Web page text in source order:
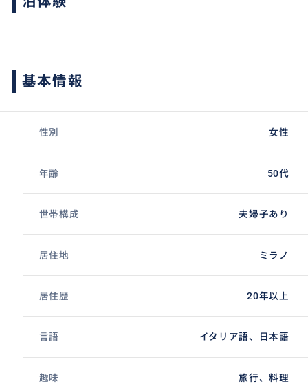
基本情報
性別 女性
年齢 50代
世帯構成 夫婦子あり
居住地 ミラノ
居住歴 20年以上
言語 イタリア語、日本語
趣味 旅行、料理